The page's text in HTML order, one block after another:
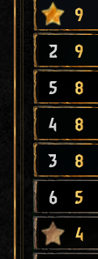
9
2 9
5 8
4 8
3 8
6 5
4